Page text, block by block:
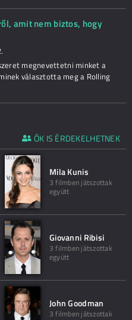
amit nem biztos, hogy
megnevettetni minket a
választotta meg a Rolling
ŐK IS ÉRDEKELHETNEK
Mila Kunis
3 filmben játszottak
együtt
Giovanni Ribisi
3 filmben játszottak
együtt
John Goodman
3 filmben játszottak